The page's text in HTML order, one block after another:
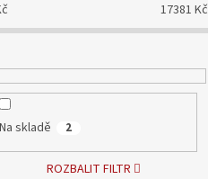
17381 Kč
Na skladě 2
ROZBALIT FILTR